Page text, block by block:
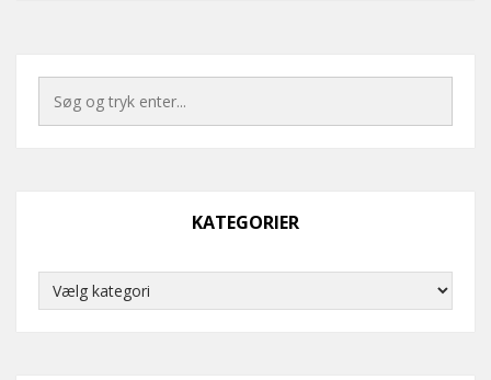
KATEGORIER
Kategorier